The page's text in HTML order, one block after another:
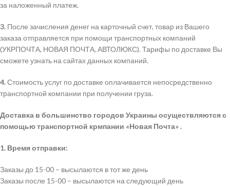
за наложенный платеж.
3. После зачисления денег на карточный счет, товар из Вашего
заказа отправляется при помощи транспортных компаний
(УКРПОЧТА, НОВАЯ ПОЧТА, АВТОЛЮКС). Тарифы по доставке Вы
сможете узнать на сайтах данных компаний.
4.Стоимость услуг по доставке оплачивается непосредственно
транспортной компании при получении груза.
Доставка в большинство городов Украины осуществляются с
помощью транспортной крмпании «Новая Почта» .
1. Время отправки:
Заказы до 15-00 – высылаются в тот же день
Заказы после 15-00 – высылаются на следующий день